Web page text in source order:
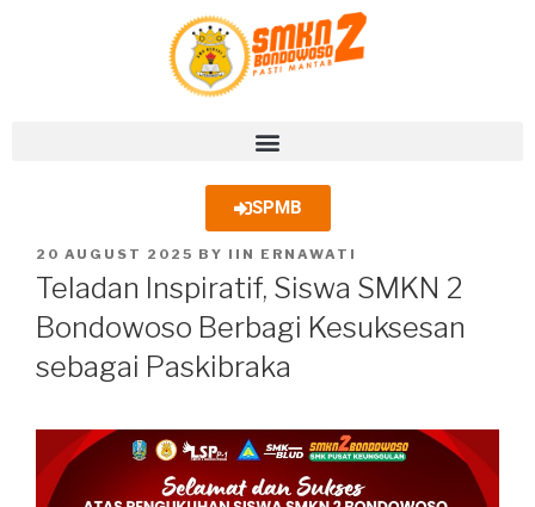
SPMB
20 AUGUST 2025 BY IIN ERNAWATI
Teladan Inspiratif, Siswa SMKN 2
Bondowoso Berbagi Kesuksesan
sebagai Paskibraka